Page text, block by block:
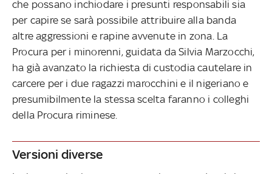
che possano inchiodare i presunti responsabili sia
per capire se sarà possibile attribuire alla banda
altre aggressioni e rapine avvenute in zona. La
Procura per i minorenni, guidata da Silvia Marzocchi,
ha già avanzato la richiesta di custodia cautelare in
carcere per i due ragazzi marocchini e il nigeriano e
presumibilmente la stessa scelta faranno i colleghi
della Procura riminese.
Versioni diverse